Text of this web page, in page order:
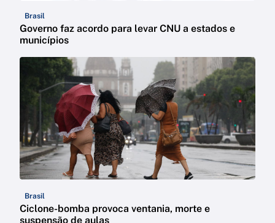
Brasil
Governo faz acordo para levar CNU a estados e
municípios
Brasil
Ciclone-bomba provoca ventania, morte e
suspensão de aulas